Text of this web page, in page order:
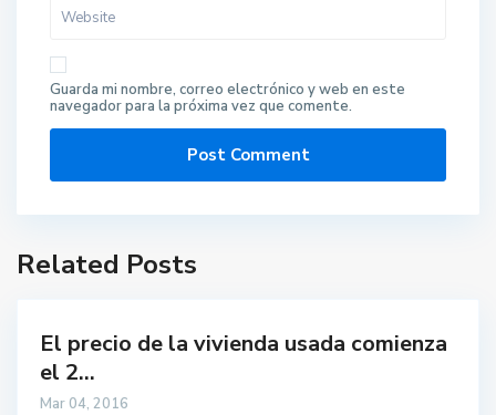
Guarda mi nombre, correo electrónico y web en este
navegador para la próxima vez que comente.
Related Posts
El precio de la vivienda usada comienza
el 2...
Mar 04, 2016